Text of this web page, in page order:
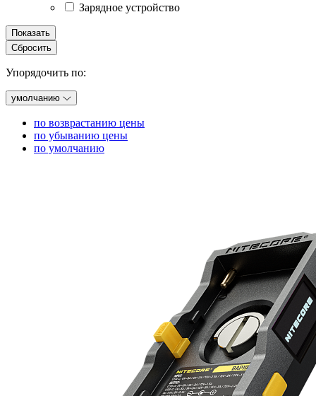
Зарядное устройство
Показать
Сбросить
Упорядочить по:
умолчанию
по возврастанию цены
по убыванию цены
по умолчанию